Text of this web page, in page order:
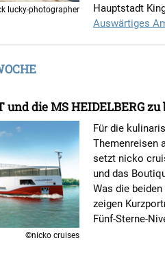
lucky-photographer
Hauptstadt
Auswärtiges
die MS HEIDELBERG
©nicko cruises
Für die
Themenreisen
setzt nicko
und das
Was die
zeigen
Fünf-Sterne-